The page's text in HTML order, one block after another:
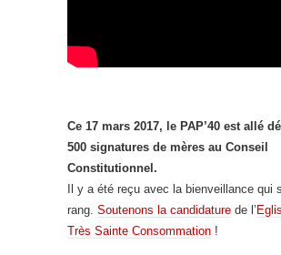
Ce 17 mars 2017, le PAP’40 est allé
500 signatures de mères au Conseil
Constitutionnel.
Il y a été reçu avec la bienveillance qui
rang. Soutenons la candidature de l’
Très Sainte Consommation !